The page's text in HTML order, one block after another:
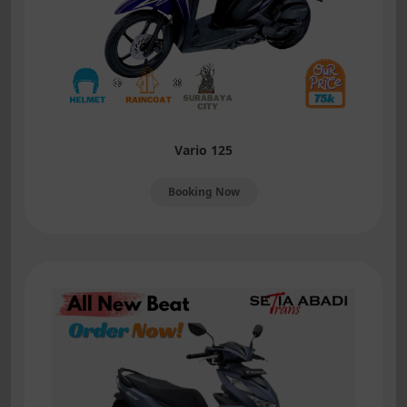
Vario 125
Booking Now